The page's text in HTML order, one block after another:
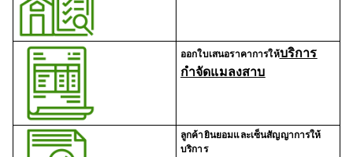
ออกใบเสนอราคาการให้บริการ
กำจัดแมลงสาบ
ลูกค้ายินยอมและเซ็นสัญญาการให้
บริการ